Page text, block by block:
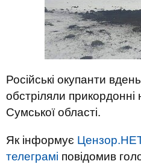
Російські окупанти
обстріляли прикордонні
Сумської області.
Як інформує
телеграмі повідомив